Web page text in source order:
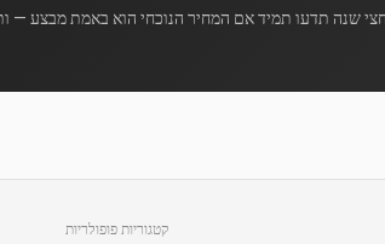
שנה תדעו תמיד אם המחיר הנוכחי הוא באמת מבצע —
קטגוריות פופולריות